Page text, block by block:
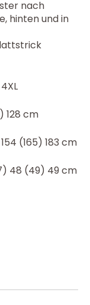
nach
hinten und in
128 cm
154 (165) 183 cm
48 (49) 49 cm